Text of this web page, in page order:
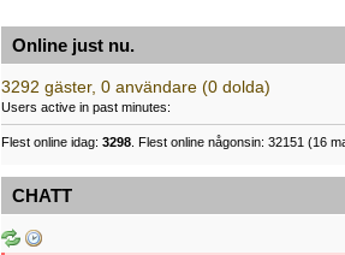
Online just nu.
3292 gäster, 0 användare (0 dolda)
Users active in past minutes:
Flest online idag: 3298 . Flest online någonsin: 32151 (16
CHATT